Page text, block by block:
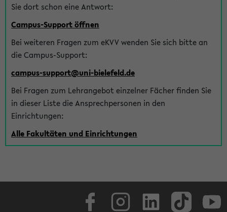
Sie dort schon eine Antwort:
Campus-Support öffnen
Bei weiteren Fragen zum eKVV wenden Sie sich bitte an
die Campus-Support:
campus-support@uni-bielefeld.de
Bei Fragen zum Lehrangebot einzelner Fächer finden Sie
in dieser Liste die Ansprechpersonen in den
Einrichtungen:
Alle Fakultäten und Einrichtungen